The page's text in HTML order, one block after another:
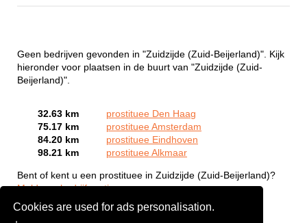
Cookies are used for ads personalisation.
Geen bedrijven gevonden in "Zuidzijde (Zuid-Beijerland)". Kijk
hieronder voor plaatsen in de buurt van "Zuidzijde (Zuid-
Beijerland)".
32.63 km
prostituee Den Haag
75.17 km
prostituee Amsterdam
84.20 km
prostituee Eindhoven
98.21 km
prostituee Alkmaar
Bent of kent u een prostituee in Zuidzijde (Zuid-Beijerland)?
Meld een bedrijf gratis aan